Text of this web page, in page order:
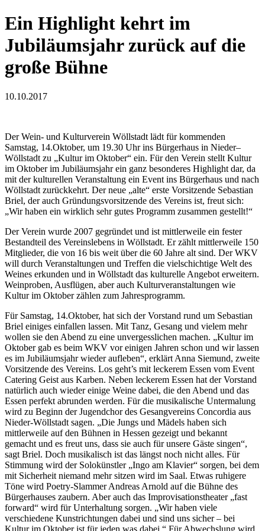
Ein Highlight kehrt im
Jubiläumsjahr zurück auf die
große Bühne
10.10.2017
Der Wein- und Kulturverein Wöllstadt lädt für kommenden
Samstag, 14.Oktober, um 19.30 Uhr ins Bürgerhaus in Nieder–
Wöllstadt zu „Kultur im Oktober“ ein. Für den Verein stellt Kultur
im Oktober im Jubiläumsjahr ein ganz besonderes Highlight dar, da
mit der kulturellen Veranstaltung ein Event ins Bürgerhaus und nach
Wöllstadt zurückkehrt. Der neue „alte“ erste Vorsitzende Sebastian
Briel, der auch Gründungsvorsitzende des Vereins ist, freut sich:
„Wir haben ein wirklich sehr gutes Programm zusammen gestellt!“
Der Verein wurde 2007 gegründet und ist mittlerweile ein fester
Bestandteil des Vereinslebens in Wöllstadt. Er zählt mittlerweile 150
Mitglieder, die von 16 bis weit über die 60 Jahre alt sind. Der WKV
will durch Veranstaltungen und Treffen die vielschichtige Welt des
Weines erkunden und in Wöllstadt das kulturelle Angebot erweitern.
Weinproben, Ausflügen, aber auch Kulturveranstaltungen wie
Kultur im Oktober zählen zum Jahresprogramm.
Für Samstag, 14.Oktober, hat sich der Vorstand rund um Sebastian
Briel einiges einfallen lassen. Mit Tanz, Gesang und vielem mehr
wollen sie den Abend zu eine unvergesslichen machen. „Kultur im
Oktober gab es beim WKV vor einigen Jahren schon und wir lassen
es im Jubiläumsjahr wieder aufleben“, erklärt Anna Siemund, zweite
Vorsitzende des Vereins. Los geht’s mit leckerem Essen vom Event
Catering Geist aus Karben. Neben leckerem Essen hat der Vorstand
natürlich auch wieder einige Weine dabei, die den Abend und das
Essen perfekt abrunden werden. Für die musikalische Untermalung
wird zu Beginn der Jugendchor des Gesangvereins Concordia aus
Nieder-Wöllstadt sagen. „Die Jungs und Mädels haben sich
mittlerweile auf den Bühnen in Hessen gezeigt und bekannt
gemacht und es freut uns, dass sie auch für unsere Gäste singen“,
sagt Briel. Doch musikalisch ist das längst noch nicht alles. Für
Stimmung wird der Solokünstler „Ingo am Klavier“ sorgen, bei dem
mit Sicherheit niemand mehr sitzen wird im Saal. Etwas ruhigere
Töne wird Poetry-Slammer Andreas Arnold auf die Bühne des
Bürgerhauses zaubern. Aber auch das Improvisationstheater „fast
forward“ wird für Unterhaltung sorgen. „Wir haben viele
verschiedene Kunstrichtungen dabei und sind uns sicher – bei
Kultur im Oktober ist für jeden was dabei.“ Für Abwechslung wird